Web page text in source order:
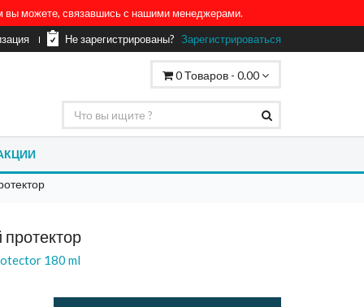
вы можете, связавшись с нашими менеджерами.
Не зарегистрированы? Зарегистрироваться
0Товаров - 0.00
180 ml